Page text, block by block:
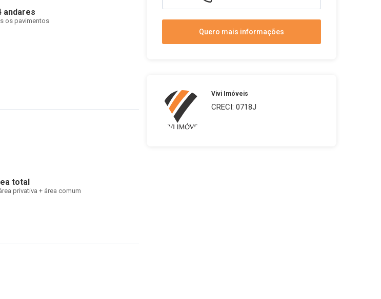
andares
os pavimentos
total
privativa + área comum
Quero mais informações
Vivi Imóveis
CRECI: 0718J